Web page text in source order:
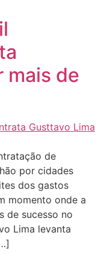
mais de
de
por cidades
dos gastos
momento onde a
de sucesso no
Lima levanta